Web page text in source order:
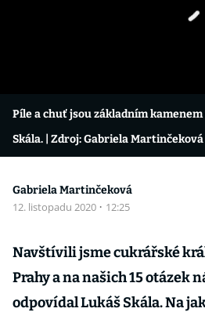
Píle a chuť jsou základním
Skála. | Zdroj: Gabriela Martinčeková
Gabriela Martinčeková
12. listopadu 2020 · 12:25
Navštívili jsme cukrářské
Prahy a na našich 15 otázek
odpovídal Lukáš Skála. Na